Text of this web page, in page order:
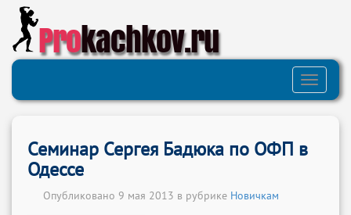
Prokachkov.ru
Toggle
Семинар Сергея Бадюка по ОФП в
Одессе
Опубликовано 9 мая 2013 в рубрике Новичкам